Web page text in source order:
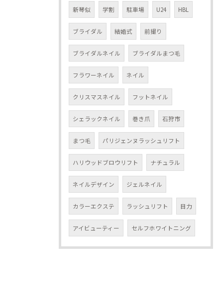
新琴似 学割 駐車場 U24 HBL
ブライダル 結婚式 前撮り
ブライダルネイル ブライダルまつ毛
フラワーネイル ネイル
クリスマスネイル フットネイル
シェラックネイル 巻き爪 石狩市
まつ毛 パリジェンヌラッシュリフト
ハリウッドブロウリフト ナチュラル
ネイルデザイン ジェルネイル
カラーエクステ ラッシュリフト 目力
アイビューティー セルフホワイトニング